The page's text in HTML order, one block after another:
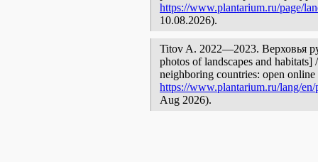
https://www.plantarium.ru/page/
10.08.2026).
Titov A. 2022—2023. Верховья
photos of landscapes and
neighboring countries: open
https://www.plantarium.ru/lang/en/
Aug 2026).